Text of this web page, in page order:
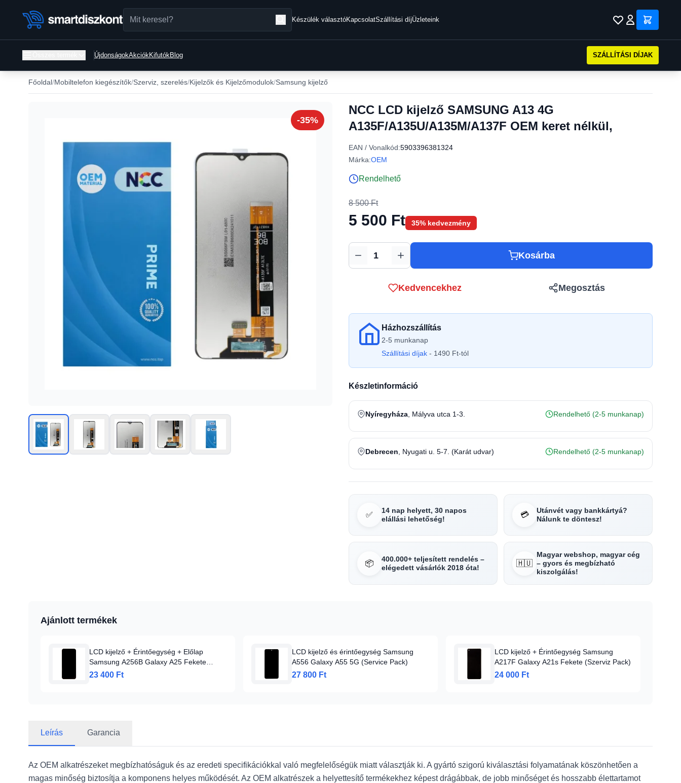
Készülék választóKapcsolatSzállítási díjÜzleteink
ÚjdonságokAkciókKifutókBlog SZÁLLÍTÁSI DÍJAK
Főoldal Mobiltelefon kiegészítők Szerviz, szerelés Kijelzők és Kijelzőmodulok Samsung kijelző
-35%
NCC LCD kijelző SAMSUNG A13 4G
A135F/A135U/A135M/A137F OEM keret nélkül,
EAN / Vonalkód:5903396381324
Márka:OEM
Rendelhető
8 500 Ft
5 500 Ft 35% kedvezmény
Mennyiség Kosárba
Kedvencekhez Megosztás
Házhozszállítás
2-5 munkanap
Szállítási díjak - 1490 Ft-tól
Készletinformáció
Nyíregyháza , Mályva utca 1-3. Rendelhető (2-5 munkanap)
Debrecen , Nyugati u. 5-7. (Karát udvar) Rendelhető (2-5 munkanap)
✅
14 nap helyett, 30 napos
elállási lehetőség!
💳
Utánvét vagy bankkártyá?
Nálunk te döntesz!
📦
400.000+ teljesített rendelés –
elégedett vásárlók 2018 óta!
🇭🇺
Magyar webshop, magyar cég
– gyors és megbízható
kiszolgálás!
Ajánlott termékek
LCD kijelző + Érintőegység + Előlap
Samsung A256B Galaxy A25 Fekete
(Szervizcsomag)
23 400 Ft
LCD kijelző és érintőegység Samsung
A556 Galaxy A55 5G (Service Pack)
27 800 Ft
LCD kijelző + Érintőegység Samsung
A217F Galaxy A21s Fekete (Szerviz Pack)
24 000 Ft
Leírás Garancia
Az OEM alkatrészeket megbízhatóságuk és az eredeti specifikációkkal való megfelelőségük miatt választják ki. A gyártó szigorú kiválasztási folyamatának köszönhetően a
magas minőség biztosítja a komponens helyes működését. Az OEM alkatrészek a helyettesítő termékekhez képest drágábbak, de jobb minőséget és hosszabb élettartamot